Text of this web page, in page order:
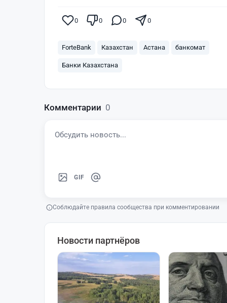
0 0 0 0
ForteBank Казахстан Астана банкомат
Банки Казахстана
Комментарии 0
GIF
Соблюдайте правила сообщества при комментировании